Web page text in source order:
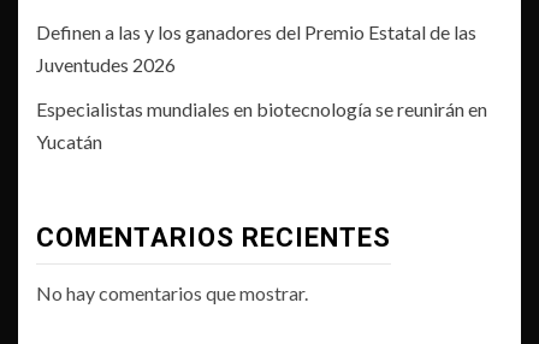
Definen a las y los ganadores del Premio Estatal de las
Juventudes 2026
Especialistas mundiales en biotecnología se reunirán en
Yucatán
COMENTARIOS RECIENTES
No hay comentarios que mostrar.